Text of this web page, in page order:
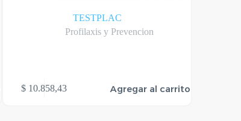
TESTPLAC
Profilaxis y Prevencion
$ 10.858,43 Agregar al carritoproducto